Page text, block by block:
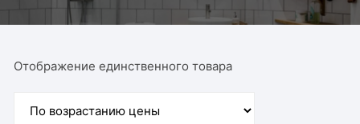
Отображение единственного товара